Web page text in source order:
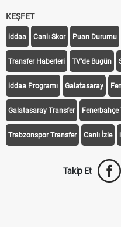
KEŞFET
iddaa Canlı Skor Puan Durumu
Transfer Haberleri TV'de Bugün
iddaa Programı Galatasaray
Galatasaray Transfer
Trabzonspor Transfer Canlı İzle
Takip Et